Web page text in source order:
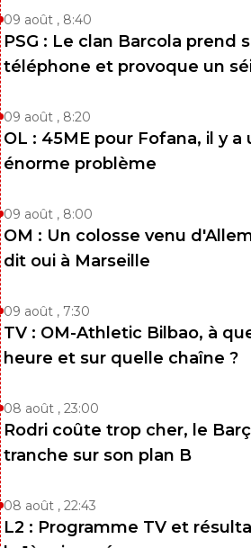
09 août , 8:40
PSG : Le clan Barcola prend
téléphone et provoque un
09 août , 8:20
OL : 45ME pour Fofana, il y a
énorme problème
09 août , 8:00
OM : Un colosse venu
dit oui à Marseille
09 août , 7:30
TV : OM-Athletic Bilbao, à
heure et sur quelle chaîne ?
08 août , 23:00
Rodri coûte trop cher, le
tranche sur son plan B
08 août , 22:43
L2 : Programme TV et